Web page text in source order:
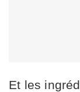
Et les